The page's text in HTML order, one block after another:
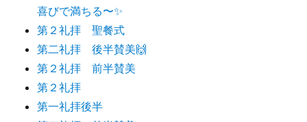
喜びで満ちる〜✨
第２礼拝 聖餐式
第二礼拝 後半賛美🙌
第２礼拝 前半賛美
第２礼拝
第一礼拝後半